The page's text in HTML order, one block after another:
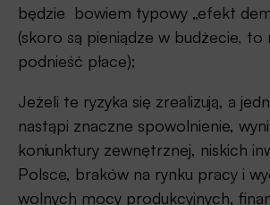
będzie bowiem typowy „efekt
(skoro są pieniądze w budżecie, to
podnieść płace);
Jeżeli te ryzyka się zrealizują, a
nastąpi znaczne spowolnienie,
koniunktury zewnętrznej, niskich
Polsce, braków na rynku pracy i
wolnych mocy produkcyjnych,